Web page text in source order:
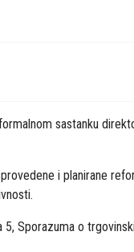
sastanku
i planirane
Sporazuma o